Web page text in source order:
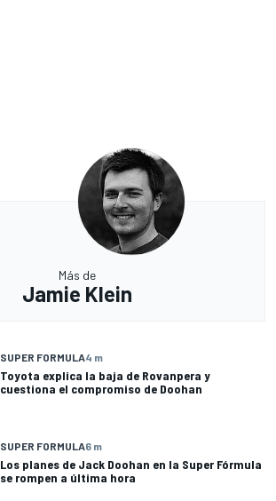
Más de
Jamie Klein
SUPER FORMULA4 m
Toyota explica la baja de Rovanpera y
cuestiona el compromiso de Doohan
SUPER FORMULA6 m
Los planes de Jack Doohan en la Super Fórmula
se rompen a última hora